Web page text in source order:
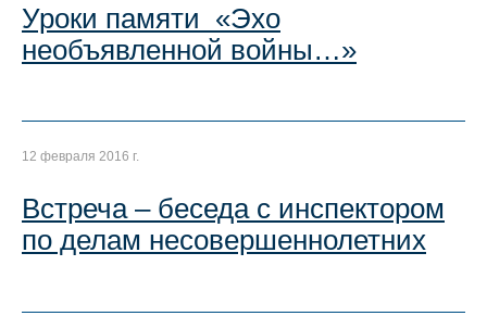
Уроки памяти «Эхо
необъявленной войны…»
12 февраля 2016 г.
Встреча – беседа с инспектором
по делам несовершеннолетних